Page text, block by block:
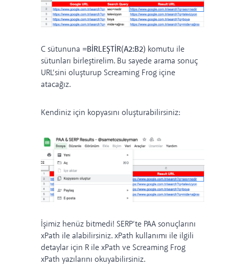
C sütununa =BİRLEŞTİR(A2:B2) komutu ile
sütunları birleştirelim. Bu sayede arama sonuç
URL’sini oluşturup Screaming Frog içine
atacağız.
Kendiniz için kopyasını oluşturabilirsiniz:
İşimiz henüz bitmedi! SERP’te PAA sonuçlarını
xPath ile alabilirsiniz. xPath kullanımı ile ilgili
detaylar için R ile xPath veScreaming Frog
xPath yazılarını okuyabilirsiniz.